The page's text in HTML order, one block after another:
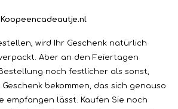
wird Ihr Geschenk natürlich
Aber an den Feiertagen
noch festlicher als sonst,
bekommen, das sich genauso
empfangen lässt. Kaufen Sie noch